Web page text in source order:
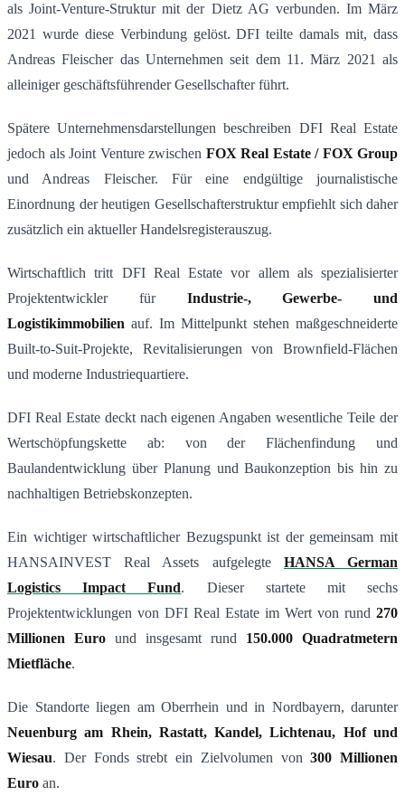
als Joint-Venture-Struktur mit der Dietz AG verbunden. Im März
2021 wurde diese Verbindung gelöst. DFI teilte damals mit, dass
Andreas Fleischer das Unternehmen seit dem 11. März 2021 als
alleiniger geschäftsführender Gesellschafter führt.
Spätere Unternehmensdarstellungen beschreiben DFI Real Estate
jedoch als Joint Venture zwischen FOX Real Estate / FOX Group
und Andreas Fleischer. Für eine endgültige journalistische
Einordnung der heutigen Gesellschafterstruktur empfiehlt sich daher
zusätzlich ein aktueller Handelsregisterauszug.
Wirtschaftlich tritt DFI Real Estate vor allem als spezialisierter
Projektentwickler für Industrie-, Gewerbe- und
Logistikimmobilien auf. Im Mittelpunkt stehen maßgeschneiderte
Built-to-Suit-Projekte, Revitalisierungen von Brownfield-Flächen
und moderne Industriequartiere.
DFI Real Estate deckt nach eigenen Angaben wesentliche Teile der
Wertschöpfungskette ab: von der Flächenfindung und
Baulandentwicklung über Planung und Baukonzeption bis hin zu
nachhaltigen Betriebskonzepten.
Ein wichtiger wirtschaftlicher Bezugspunkt ist der gemeinsam mit
HANSAINVEST Real Assets aufgelegte HANSA German
Logistics Impact Fund. Dieser startete mit sechs
Projektentwicklungen von DFI Real Estate im Wert von rund 270
Millionen Euro und insgesamt rund 150.000 Quadratmetern
Mietfläche.
Die Standorte liegen am Oberrhein und in Nordbayern, darunter
Neuenburg am Rhein, Rastatt, Kandel, Lichtenau, Hof und
Wiesau. Der Fonds strebt ein Zielvolumen von300 Millionen
Euro an.